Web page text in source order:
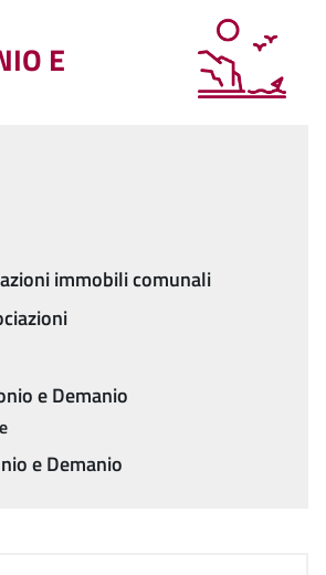
E
immobili comunali
e Demanio
e Demanio